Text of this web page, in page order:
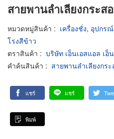
สายพานลำเลียงกระส
หมวดหมู่สินค้า : เครื่องชั่ง, อุปกรณ์
โรงสีข้าว
ตราสินค้า : บริษัท เอ็นเอสแอล เอ็
คำค้นสินค้า : สายพานลำเลียงกร
แชร์ แชร์
พิมพ์